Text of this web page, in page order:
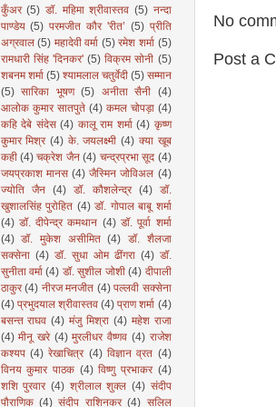
No
Post a
कुँअर (5) डॉ. महिमा श्रीवास्तव (5) नन्दा
पाण्डेय (5) परमजीत कौर 'रीत’ (5) प्रीति
अग्रवाल (5) महादेवी वर्मा (5) रमेश शर्मा (5)
रामधारी सिंह 'दिनकर' (5) विक्रम सोनी (5)
शबनम शर्मा (5) श्यामलाल चतुर्वेदी (5) सम्मान
(5) सारिका भूषण (5) अनीता सैनी (4)
आलोक कुमार सातपुते (4) कमल चोपड़ा (4)
कहि देबे संदेस (4) कालू राम शर्मा (4) कृष्ण
कुमार मिश्र (4) के. जयलक्ष्मी (4) क्या खूब
कही (4) चक्रेश जैन (4) चन्द्रप्रभा सूद (4)
जयप्रकाश मानस (4) जैस्मिन जोविअल (4)
ज्योति जैन
(4) डॉ. कौशलेन्द्र (4)
डॉ.
खुशालसिंह पुरोहित (4) डॉ. गोपाल बाबू शर्मा
(4) डॉ. दीपेन्द्र कमथान (4) डॉ. पूर्वा शर्मा
(4) डॉ. मुकेश असीमित (4) डॉ. शैलजा
सक्सेना (4) डॉ. सुधा ओम ढींगरा (4) डॉ.
सुनीता वर्मा (4) डॉ. सुशील जोशी (4) दीपाली
ठाकुर (4) नीरज मनजीत (4) पल्लवी सक्सेना
(4) प्रभुदयाल श्रीवास्तव (4) प्राण शर्मा (4)
बसन्त राघव (4) मंजु मिश्रा (4) महेश राजा
(4) मीनू खरे (4) मुरलीधर वैष्णव (4) राजेश
कश्यप (4) रेखाचित्र (4) विज्ञान व्रत (4)
विनय कुमार पाठक (4) विष्णु प्रभाकर (4)
शशि पुरवार (4) श्रीलाल शुक्ल (4) संदीप
पौराणिक (4) संदीप राशिनकर (4) सलिल